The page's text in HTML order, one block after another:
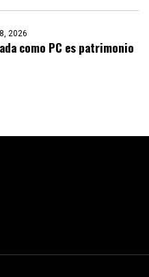
2026
como PC es patrimonio